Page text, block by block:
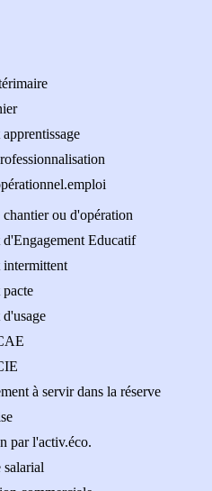
ou d'opération
d'Engagement Educatif
intermittent
à servir dans la réserve
par l'activ.éco.
salarial